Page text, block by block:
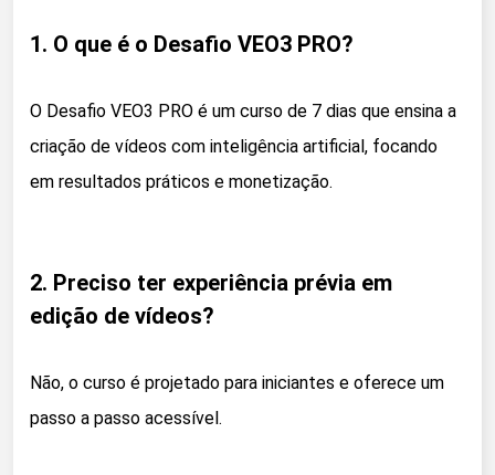
1. O que é o Desafio VEO3 PRO?
O Desafio VEO3 PRO é um curso de 7 dias que ensina a
criação de vídeos com inteligência artificial, focando
em resultados práticos e monetização.
2. Preciso ter experiência prévia em
edição de vídeos?
Não, o curso é projetado para iniciantes e oferece um
passo a passo acessível.